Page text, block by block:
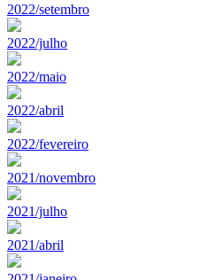
2022/setembro
2022/julho
2022/maio
2022/abril
2022/fevereiro
2021/novembro
2021/julho
2021/abril